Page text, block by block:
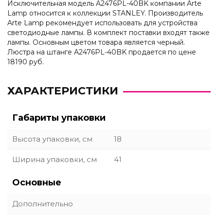
Исключительная модель A2476PL-40BK компании Arte
Lamp относится к коллекции STANLEY. Производитель
Arte Lamp рекомендует использовать для устройства
светодиодные лампы. В комплект поставки входят также
лампы. Основным цветом товара является черный.
Люстра на штанге A2476PL-40BK продается по цене
18190 руб.
ХАРАКТЕРИСТИКИ
Габариты упаковки
Высота упаковки, см 18
Ширина упаковки, см 41
Основные
Дополнительно